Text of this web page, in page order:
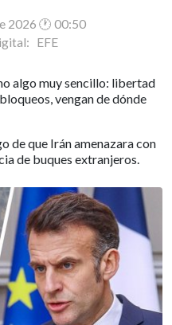
2026 🕐 00:50
EFE
algo muy sencillo: libertad
vengan de dónde
de que Irán amenazara con
de buques extranjeros.